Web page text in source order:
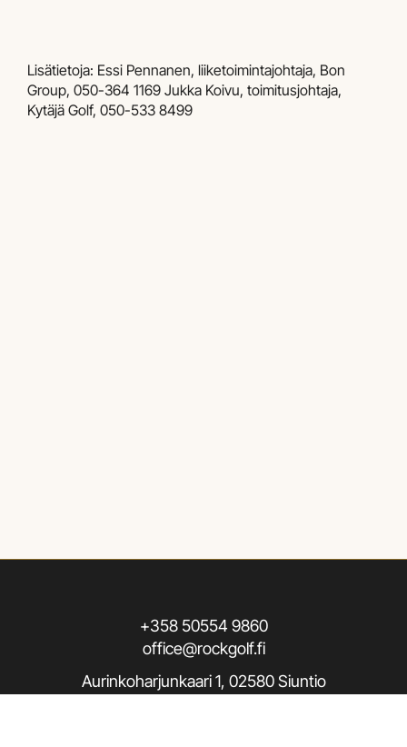
Lisätietoja: Essi Pennanen, liiketoimintajohtaja, Bon
Group, 050-364 1169 Jukka Koivu, toimitusjohtaja,
Kytäjä Golf, 050-533 8499
+358 50554 9860
office@rockgolf.fi
Aurinkoharjunkaari 1, 02580 Siuntio